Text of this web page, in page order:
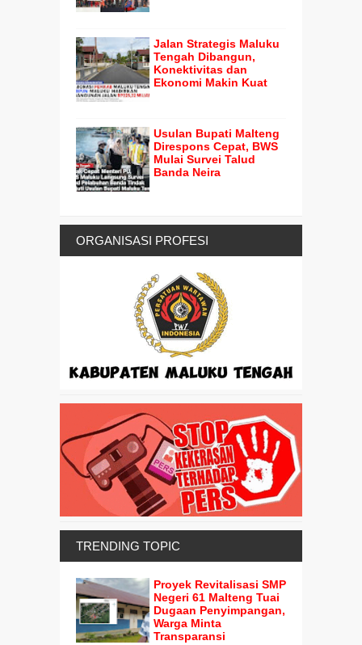
Jalan Strategis Maluku
Tengah Dibangun,
Konektivitas dan
Ekonomi Makin Kuat
Usulan Bupati Malteng
Direspons Cepat, BWS
Mulai Survei Talud
Banda Neira
ORGANISASI PROFESI
TRENDING TOPIC
Proyek Revitalisasi SMP
Negeri 61 Malteng Tuai
Dugaan Penyimpangan,
Warga Minta
Transparansi